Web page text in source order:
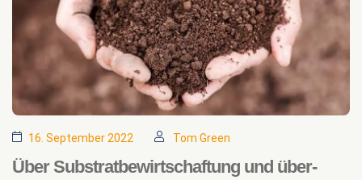
16. September 2022 Tom Green
Über Substrat­bewirtschaftung und über­­